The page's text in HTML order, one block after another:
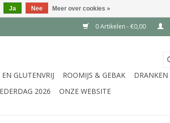
0 Artikelen - €0,00
GLUTENVRIJ ROOMIJS & GEBAK
DRANKEN
2026 ONZE WEBSITE
Ja Nee Meer over cookies »